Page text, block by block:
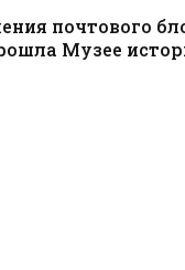
почтового
Музее